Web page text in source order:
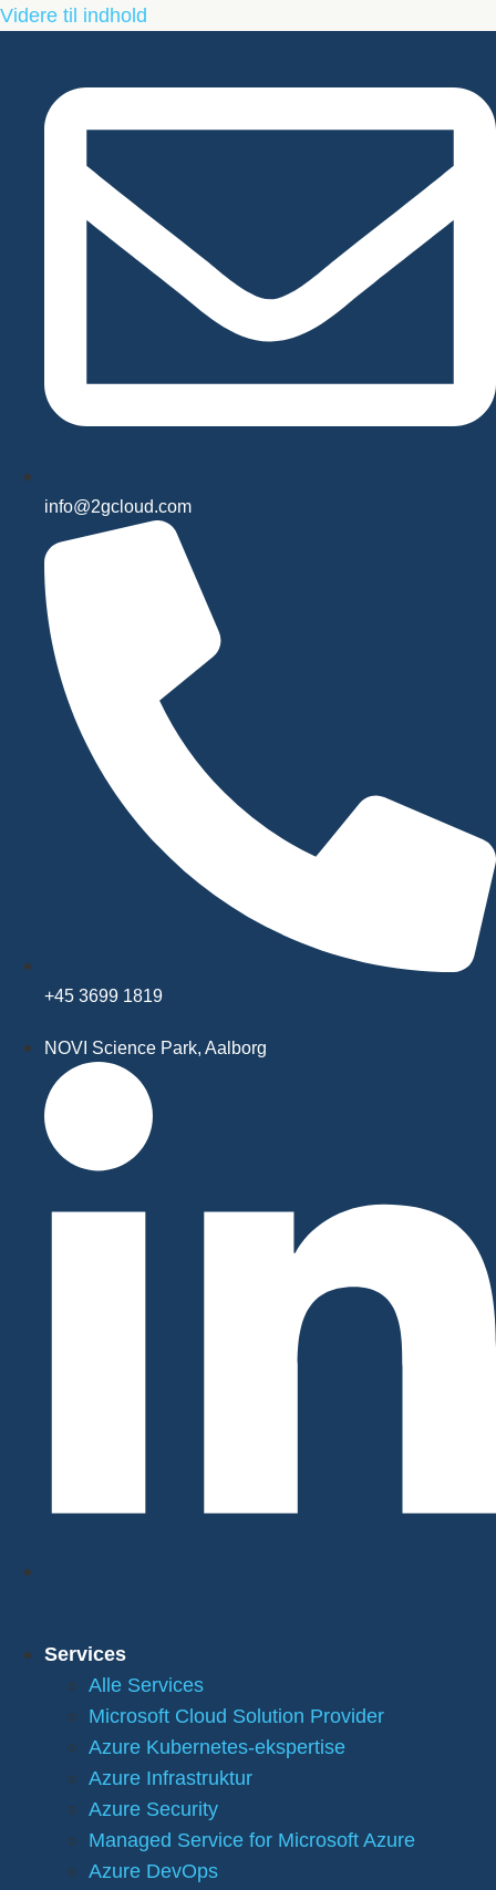
Videre til indhold
info@2gcloud.com
+45 3699 1819
NOVI Science Park, Aalborg
Services
Alle Services
Microsoft Cloud Solution Provider
Azure Kubernetes-ekspertise
Azure Infrastruktur
Azure Security
Managed Service for Microsoft Azure
Azure DevOps